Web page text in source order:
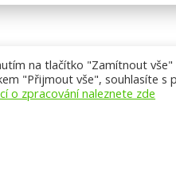
na tlačítko "Zamítnout
"Přijmout vše", souhlasíte s
o zpracování naleznete zde